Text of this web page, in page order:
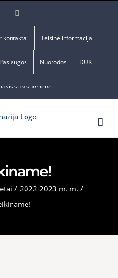
Facebook
kontaktai Teisinė informacija
Paslaugos Nuorodos DUK
su visuomene
/ 2022-2023 m. m. /